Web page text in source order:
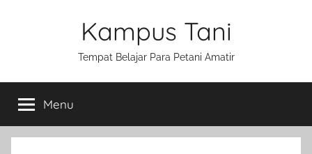
Kampus Tani
Tempat Belajar Para Petani Amatir
Menu